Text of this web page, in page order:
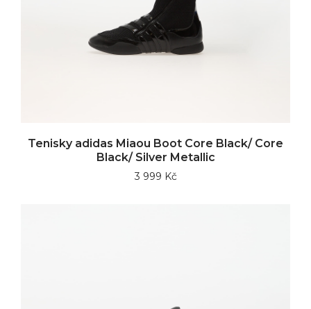
Tenisky adidas Miaou Boot Core Black/ Core
Black/ Silver Metallic
3 999 Kč